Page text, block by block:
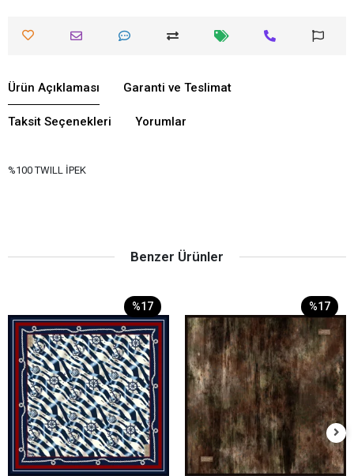
Ürün Açıklaması Garanti ve Teslimat
Taksit Seçenekleri Yorumlar
%100 TWILL İPEK
Benzer Ürünler
%17 %17